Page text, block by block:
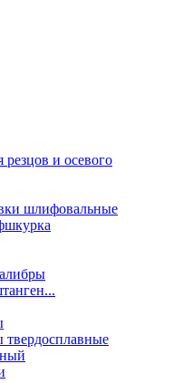
резцов и осевого
шлифовальные